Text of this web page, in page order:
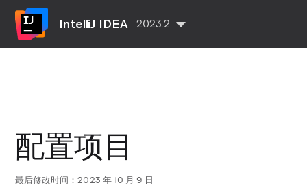
IntelliJ IDEA 2023.2
配置项目
最后修改时间：2023 年 10 月 9 日